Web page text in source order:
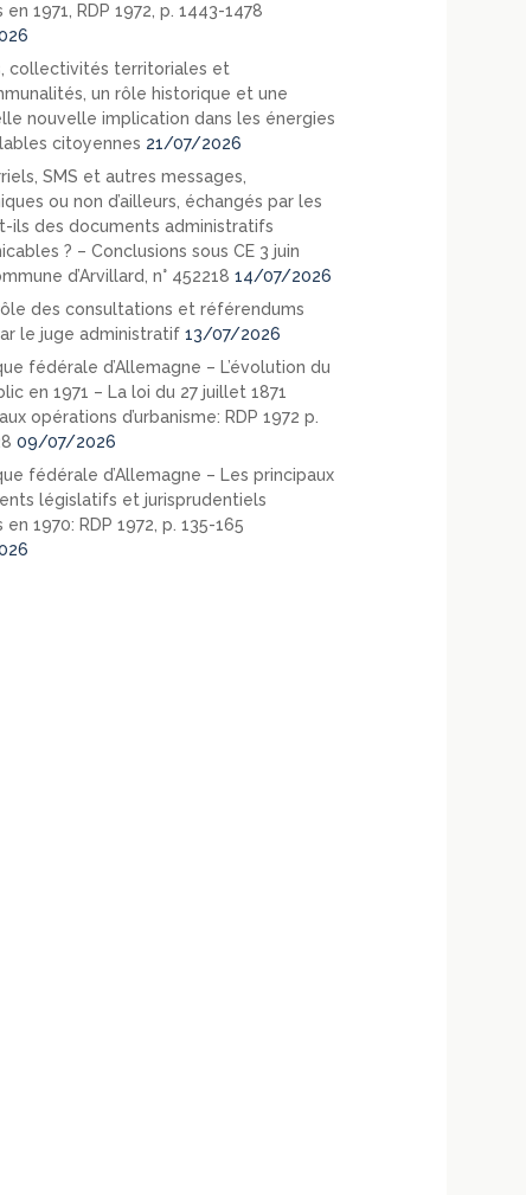
en 1971, RDP 1972, p. 1443-1478
collectivités territoriales et
un rôle historique et une
nouvelle implication dans les énergies
citoyennes 21/07/2026
SMS et autres messages,
ou non d’ailleurs, échangés par les
ils des documents administratifs
? – Conclusions sous CE 3 juin
d’Arvillard, n° 452218 14/07/2026
des consultations et référendums
le juge administratif 13/07/2026
fédérale d’Allemagne – L’évolution du
en 1971 – La loi du 27 juillet 1871
opérations d’urbanisme: RDP 1972 p.
09/07/2026
fédérale d’Allemagne – Les principaux
législatifs et jurisprudentiels
en 1970: RDP 1972, p. 135-165